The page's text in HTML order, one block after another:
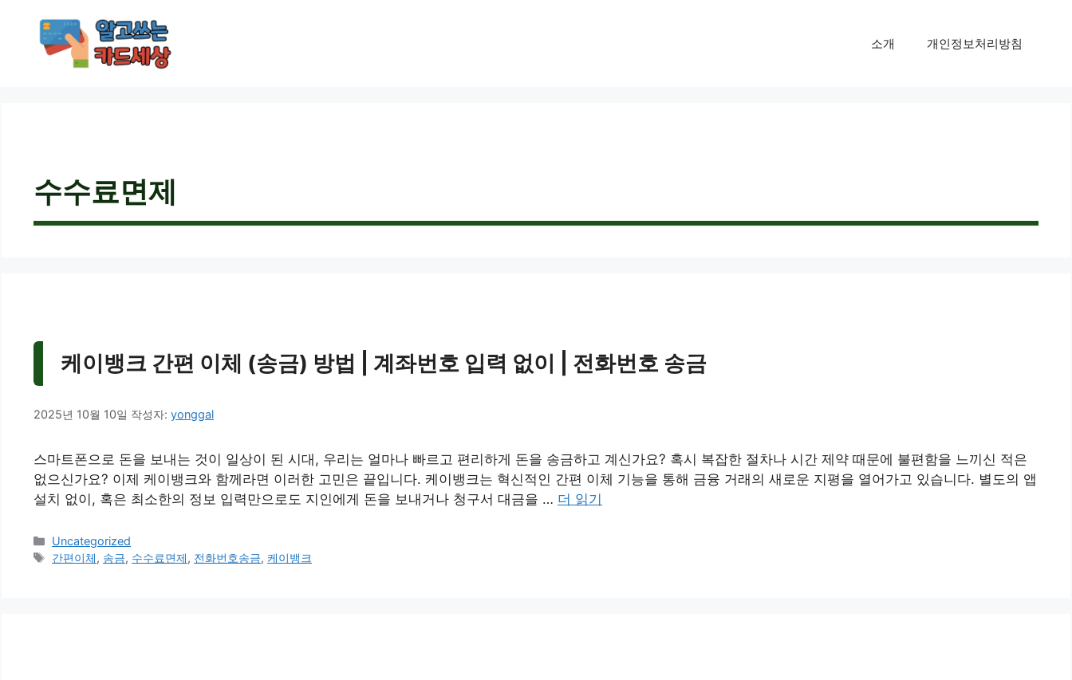
소개 개인정보처리방침
수수료면제
케이뱅크 간편 이체 (송금) 방법 | 계좌번호 입력 없이 | 전화번호 송금
2025년 10월 10일 작성자: yonggal
스마트폰으로 돈을 보내는 것이 일상이 된 시대, 우리는 얼마나 빠르고 편리하게 돈을 송금하고 계신가요? 혹시 복잡한 절차나 시간 제약 때문에 불편함을 느끼신 적은
없으신가요? 이제 케이뱅크와 함께라면 이러한 고민은 끝입니다. 케이뱅크는 혁신적인 간편 이체 기능을 통해 금융 거래의 새로운 지평을 열어가고 있습니다. 별도의 앱
설치 없이, 혹은 최소한의 정보 입력만으로도 지인에게 돈을 보내거나 청구서 대금을 … 더 읽기
카
테
Uncategorized
태
간편이체, 송금, 수수료면제, 전화번호송금,케이뱅크